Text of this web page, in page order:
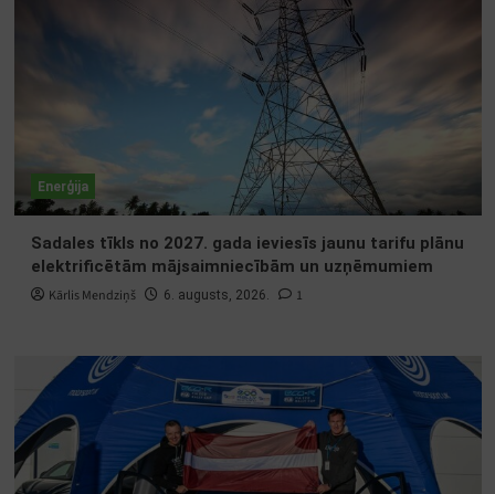
Enerģija
Sadales tīkls no 2027. gada ieviesīs jaunu tarifu plānu
elektrificētām mājsaimniecībām un uzņēmumiem
Kārlis Mendziņš 6. augusts, 2026. 1